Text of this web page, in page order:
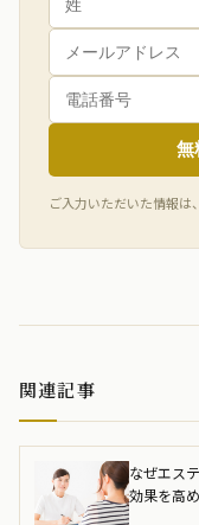
無
ご入力いただいた情報は
関連記事
なぜエス
効果を高